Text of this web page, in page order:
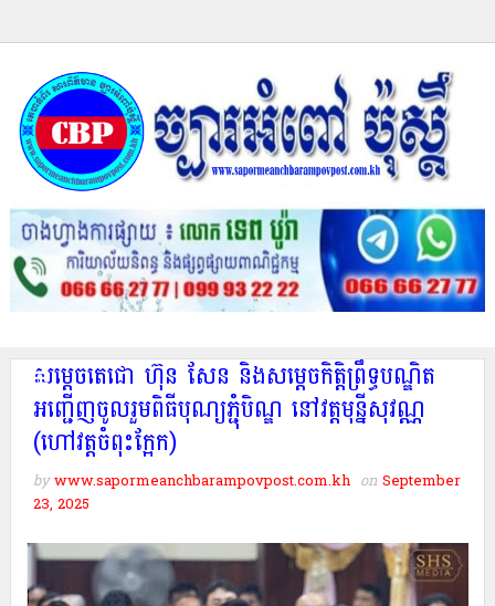
សម្តេចតេជោ ហ៊ុន សែន និងសម្តេចកិត្តិព្រឹទ្ធបណ្ឌិត
អញ្ជើញចូលរួមពិធីបុណ្យភ្ជុំបិណ្ឌ នៅវត្តមុន្នីសុវណ្ណ
(ហៅវត្តចំពុះក្អែក)
bywww.sapormeanchbarampovpost.com.kh on September
23, 2025